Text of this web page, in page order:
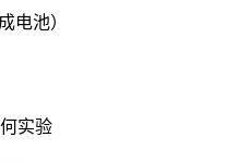
电池）
实验